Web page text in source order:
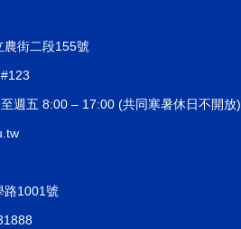
農街二段155號
週五 8:00 – 17:00 (共同寒暑休日不開放)
路1001號